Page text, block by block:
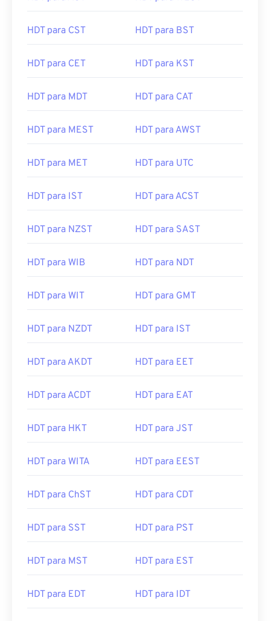
HDT para CST HDT para BST
HDT para CET HDT para KST
HDT para MDT HDT para CAT
HDT para MEST HDT para AWST
HDT para MET HDT para UTC
HDT para IST HDT para ACST
HDT para NZST HDT para SAST
HDT para WIB HDT para NDT
HDT para WIT HDT para GMT
HDT para NZDT HDT para IST
HDT para AKDT HDT para EET
HDT para ACDT HDT para EAT
HDT para HKT HDT para JST
HDT para WITA HDT para EEST
HDT para ChST HDT para CDT
HDT para SST HDT para PST
HDT para MST HDT para EST
HDT para EDT HDT para IDT